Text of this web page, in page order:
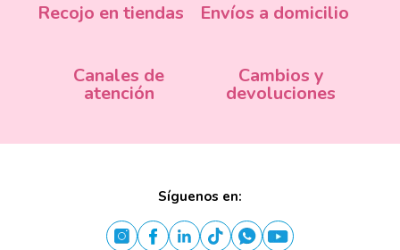
Recojo en tiendas Envíos a domicilio
Canales de
atención
Cambios y
devoluciones
Síguenos en: